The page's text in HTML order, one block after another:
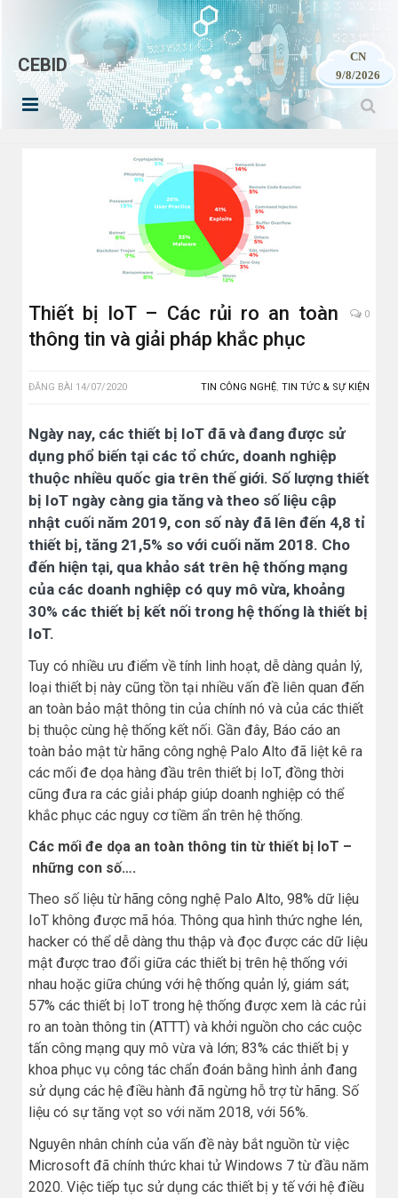
CEBID
CN
9/8/2026
Thiết bị IoT – Các rủi ro an toàn
thông tin và giải pháp khắc phục
0
ĐĂNG BÀI 14/07/2020 TIN CÔNG NGHỆ, TIN TỨC & SỰ KIỆN
Ngày nay, các thiết bị IoT đã và đang được sử
dụng phổ biến tại các tổ chức, doanh nghiệp
thuộc nhiều quốc gia trên thế giới. Số lượng thiết
bị IoT ngày càng gia tăng và theo số liệu cập
nhật cuối năm 2019, con số này đã lên đến 4,8 tỉ
thiết bị, tăng 21,5% so với cuối năm 2018. Cho
đến hiện tại, qua khảo sát trên hệ thống mạng
của các doanh nghiệp có quy mô vừa, khoảng
30% các thiết bị kết nối trong hệ thống là thiết bị
IoT.
Tuy có nhiều ưu điểm về tính linh hoạt, dễ dàng quản lý,
loại thiết bị này cũng tồn tại nhiều vấn đề liên quan đến
an toàn bảo mật thông tin của chính nó và của các thiết
bị thuộc cùng hệ thống kết nối. Gần đây, Báo cáo an
toàn bảo mật từ hãng công nghệ Palo Alto đã liệt kê ra
các mối đe dọa hàng đầu trên thiết bị IoT, đồng thời
cũng đưa ra các giải pháp giúp doanh nghiệp có thể
khắc phục các nguy cơ tiềm ẩn trên hệ thống.
Các mối đe dọa an toàn thông tin từ thiết bị IoT –
những con số….
Theo số liệu từ hãng công nghệ Palo Alto, 98% dữ liệu
IoT không được mã hóa. Thông qua hình thức nghe lén,
hacker có thể dễ dàng thu thập và đọc được các dữ liệu
mật được trao đổi giữa các thiết bị trên hệ thống với
nhau hoặc giữa chúng với hệ thống quản lý, giám sát;
57% các thiết bị IoT trong hệ thống được xem là các rủi
ro an toàn thông tin (ATTT) và khởi nguồn cho các cuộc
tấn công mạng quy mô vừa và lớn; 83% các thiết bị y
khoa phục vụ công tác chẩn đoán bằng hình ảnh đang
sử dụng các hệ điều hành đã ngừng hỗ trợ từ hãng. Số
liệu có sự tăng vọt so với năm 2018, với 56%.
Nguyên nhân chính của vấn đề này bắt nguồn từ việc
Microsoft đã chính thức khai tử Windows 7 từ đầu năm
2020. Việc tiếp tục sử dụng các thiết bị y tế với hệ điều